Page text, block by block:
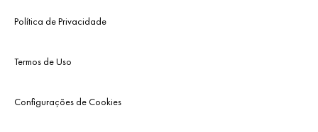
Política de Privacidade
Termos de Uso
Configurações de Cookies